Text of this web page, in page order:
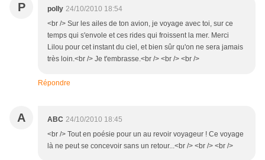
P polly 24/10/2010 18:54
<br /> Sur les ailes de ton avion, je voyage avec toi, sur ce
temps qui s'envole et ces rides qui froissent la mer. Merci
Lilou pour cet instant du ciel, et bien sûr qu'on ne sera jamais
très loin.<br /> Je t'embrasse.<br /> <br /> <br />
Répondre
A ABC 24/10/2010 18:45
<br /> Tout en poésie pour un au revoir voyageur ! Ce voyage
là ne peut se concevoir sans un retour...<br /> <br /> <br />